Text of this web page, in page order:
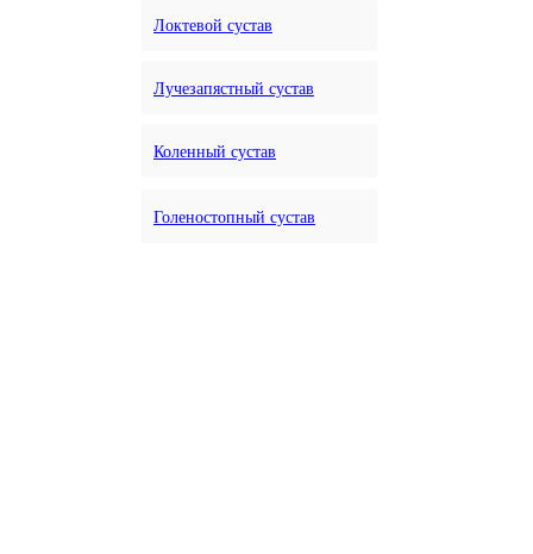
Локтевой сустав
Лучезапястный сустав
Коленный сустав
Голеностопный сустав